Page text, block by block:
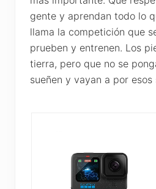
gente y aprendan todo lo
llama la competición que
prueben y entrenen. Los
tierra, pero que no se
sueñen y vayan a por esos